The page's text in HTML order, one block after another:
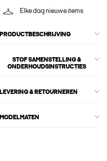
Elke dag nieuwe items
PRODUCTBESCHRIJVING
STOF SAMENSTELLING &
ONDERHOUDSINSTRUCTIES
LEVERING & RETOURNEREN
MODELMATEN